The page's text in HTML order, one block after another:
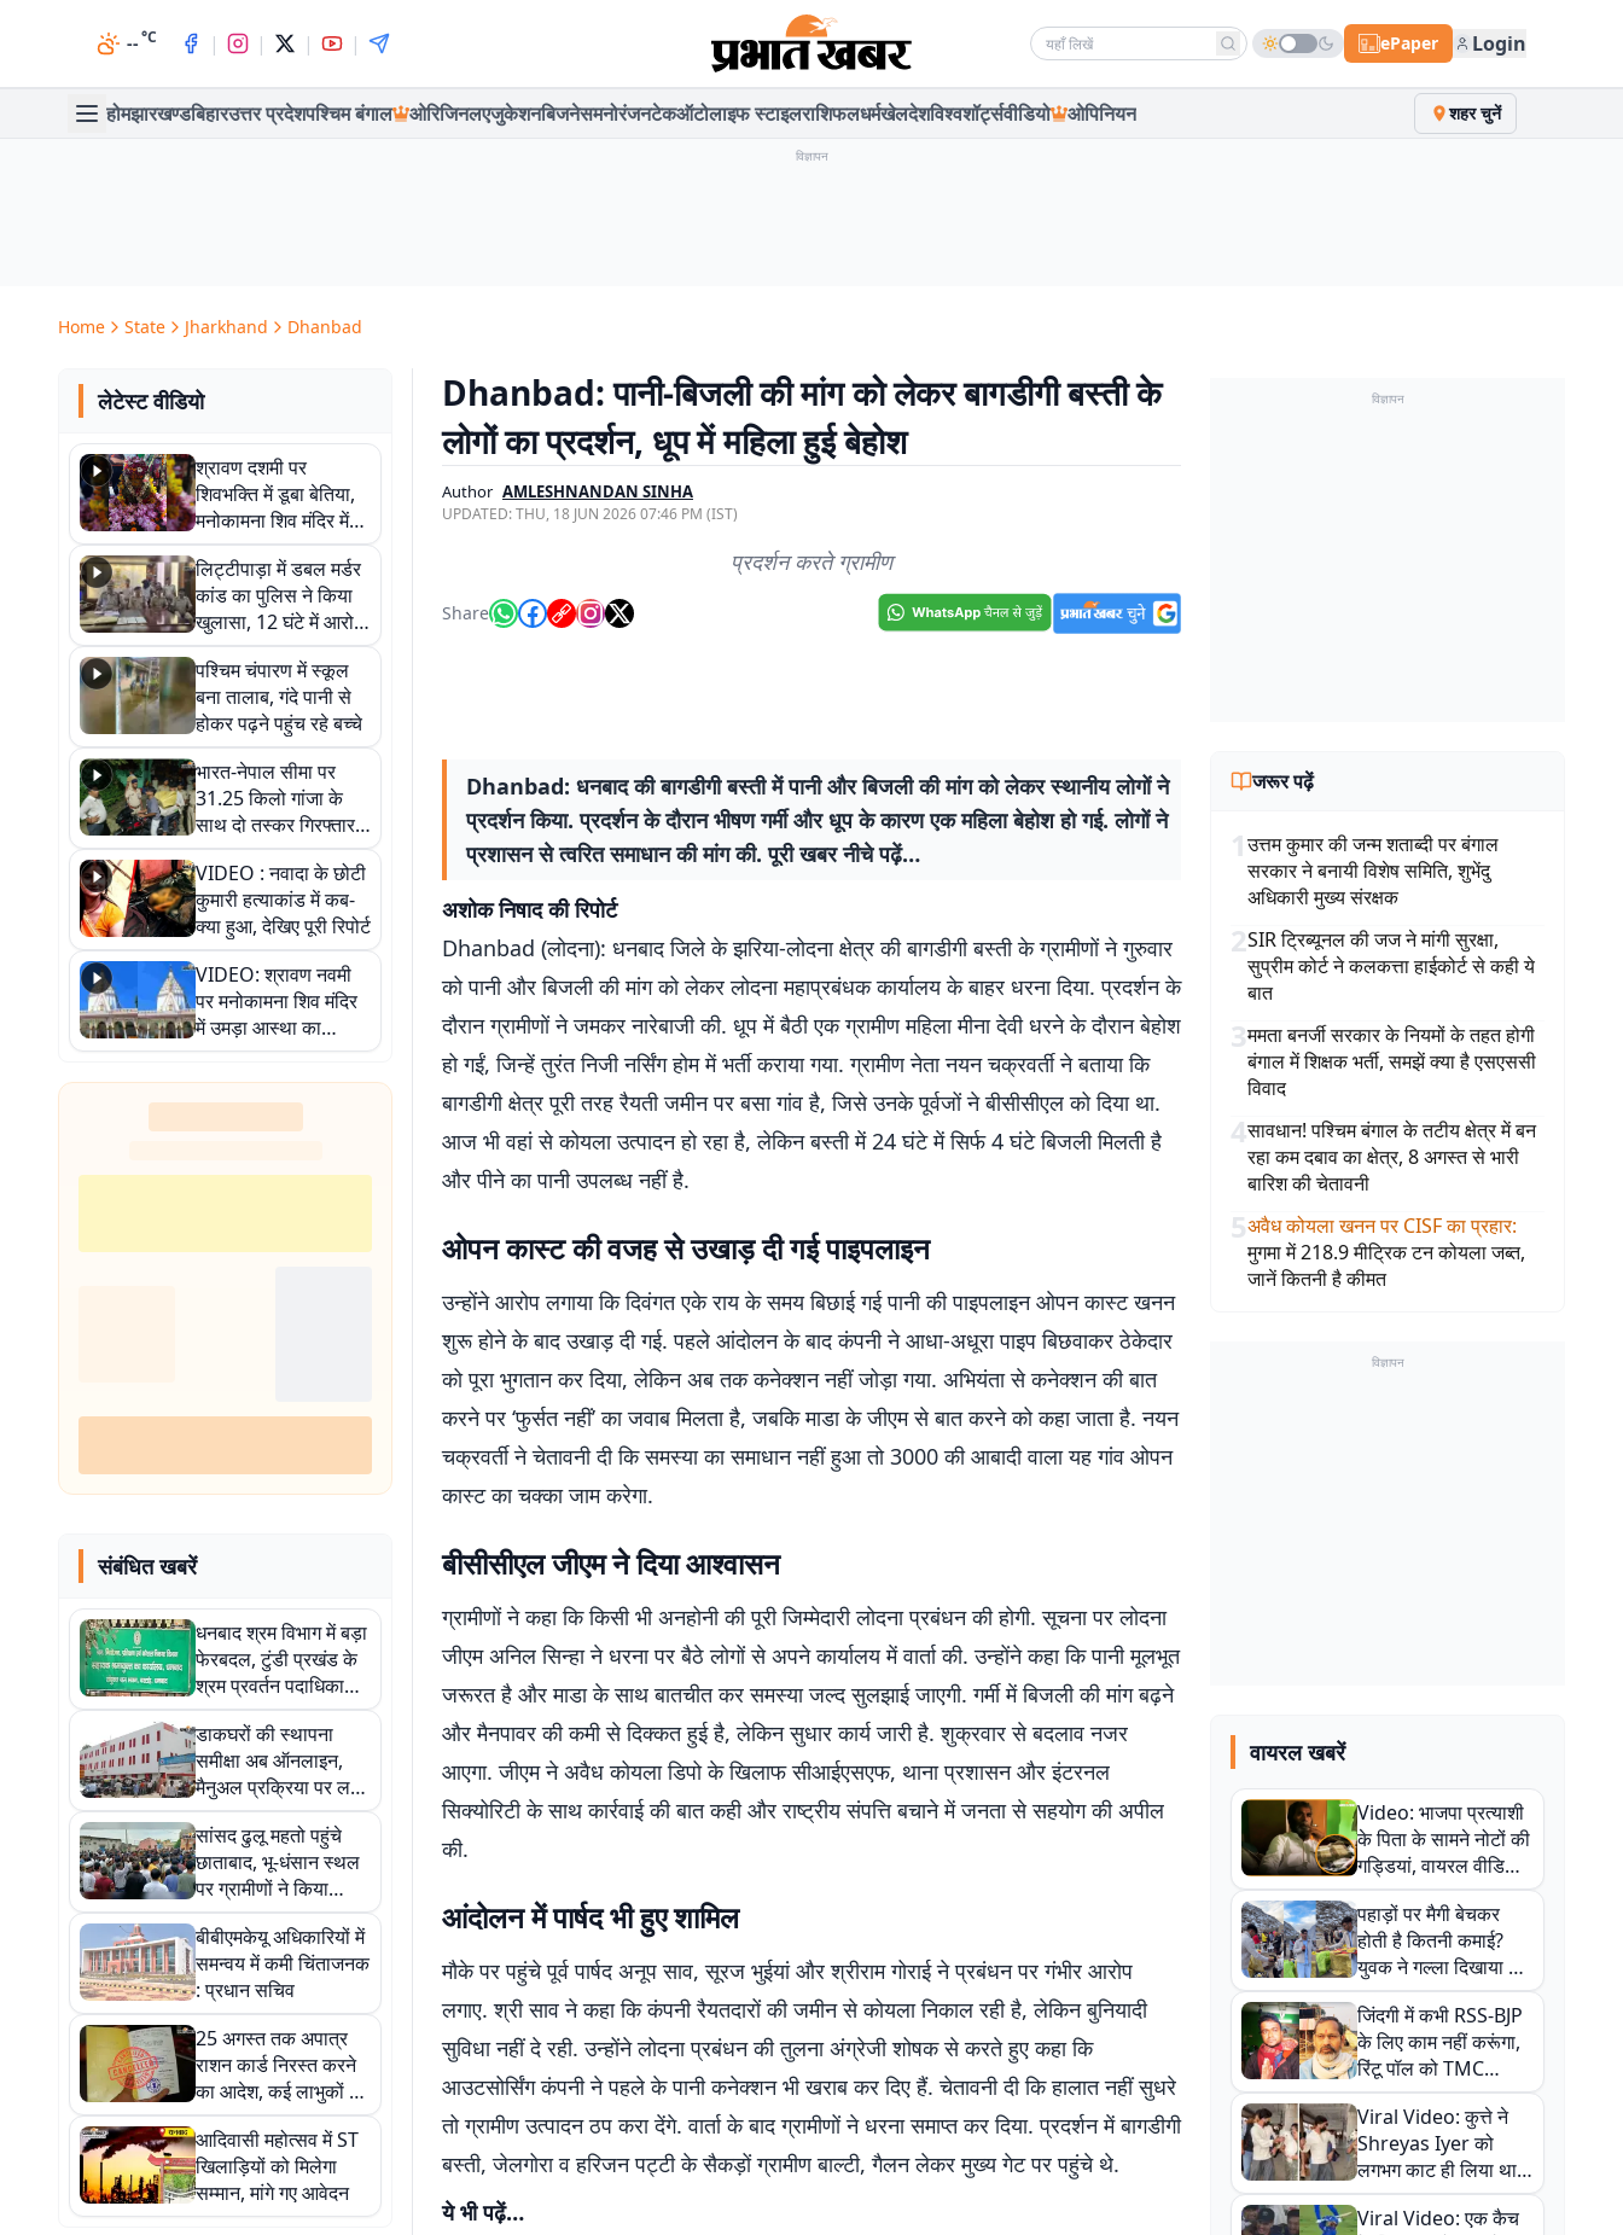
--°C | | | | Search news ePaper Login
होमझारखण्डबिहारउत्तर प्रदेशपश्चिम बंगाल ओरिजिनलएजुकेशनबिजनेसमनोरंजनटेकऑटोलाइफ स्टाइलराशिफलधर्मखेलदेशविश्वशॉर्ट्सवीडियो ओपिनियन शहर चुनें
विज्ञापन
Home State Jharkhand Dhanbad
लेटेस्ट वीडियो
श्रावण दशमी पर
शिवभक्ति में डूबा बेतिया,
मनोकामना शिव मंदिर में
हुआ भव्य श्रृंगार
लिट्टीपाड़ा में डबल मर्डर
कांड का पुलिस ने किया
खुलासा, 12 घंटे में आरोपी
गिरफ्तार
पश्चिम चंपारण में स्कूल
बना तालाब, गंदे पानी से
होकर पढ़ने पहुंच रहे बच्चे
भारत-नेपाल सीमा पर
31.25 किलो गांजा के
साथ दो तस्कर गिरफ्तार,
नेपाली नंबर की बाइक
जब्त
VIDEO : नवादा के छोटी
कुमारी हत्याकांड में कब-
क्या हुआ, देखिए पूरी रिपोर्ट
VIDEO: श्रावण नवमी
पर मनोकामना शिव मंदिर
में उमड़ा आस्था का
सैलाब, हर-हर महादेव के
जयघोष से गूंजा परिसर
संबंधित खबरें
धनबाद श्रम विभाग में बड़ा
फेरबदल, टुंडी प्रखंड के
श्रम प्रवर्तन पदाधिकारी
बदले
डाकघरों की स्थापना
समीक्षा अब ऑनलाइन,
मैनुअल प्रक्रिया पर लगी
रोक
सांसद ढुलू महतो पहुंचे
छाताबाद, भू-धंसान स्थल
पर ग्रामीणों ने किया
विरोध
बीबीएमकेयू अधिकारियों में
समन्वय में कमी चिंताजनक
: प्रधान सचिव
25 अगस्त तक अपात्र
राशन कार्ड निरस्त करने
का आदेश, कई लाभुकों पर
होगी कार्रवाई
आदिवासी महोत्सव में ST
खिलाड़ियों को मिलेगा
सम्मान, मांगे गए आवेदन
Dhanbad: पानी-बिजली की मांग को लेकर बागडीगी बस्ती के
लोगों का प्रदर्शन, धूप में महिला हुई बेहोश
Author AMLESHNANDAN SINHA
UPDATED:THU, 18 JUN 2026 07:46 PM (IST)
प्रदर्शन करते ग्रामीण
Share
Dhanbad: धनबाद की बागडीगी बस्ती में पानी और बिजली की मांग को लेकर स्थानीय लोगों ने
प्रदर्शन किया. प्रदर्शन के दौरान भीषण गर्मी और धूप के कारण एक महिला बेहोश हो गई. लोगों ने
प्रशासन से त्वरित समाधान की मांग की. पूरी खबर नीचे पढ़ें…
अशोक निषाद की रिपोर्ट
Dhanbad (लोदना): धनबाद जिले के झरिया-लोदना क्षेत्र की बागडीगी बस्ती के ग्रामीणों ने गुरुवार
को पानी और बिजली की मांग को लेकर लोदना महाप्रबंधक कार्यालय के बाहर धरना दिया. प्रदर्शन के
दौरान ग्रामीणों ने जमकर नारेबाजी की. धूप में बैठी एक ग्रामीण महिला मीना देवी धरने के दौरान बेहोश
हो गईं, जिन्हें तुरंत निजी नर्सिंग होम में भर्ती कराया गया. ग्रामीण नेता नयन चक्रवर्ती ने बताया कि
बागडीगी क्षेत्र पूरी तरह रैयती जमीन पर बसा गांव है, जिसे उनके पूर्वजों ने बीसीसीएल को दिया था.
आज भी वहां से कोयला उत्पादन हो रहा है, लेकिन बस्ती में 24 घंटे में सिर्फ 4 घंटे बिजली मिलती है
और पीने का पानी उपलब्ध नहीं है.
ओपन कास्ट की वजह से उखाड़ दी गई पाइपलाइन
उन्होंने आरोप लगाया कि दिवंगत एके राय के समय बिछाई गई पानी की पाइपलाइन ओपन कास्ट खनन
शुरू होने के बाद उखाड़ दी गई. पहले आंदोलन के बाद कंपनी ने आधा-अधूरा पाइप बिछवाकर ठेकेदार
को पूरा भुगतान कर दिया, लेकिन अब तक कनेक्शन नहीं जोड़ा गया. अभियंता से कनेक्शन की बात
करने पर ‘फुर्सत नहीं’ का जवाब मिलता है, जबकि माडा के जीएम से बात करने को कहा जाता है. नयन
चक्रवर्ती ने चेतावनी दी कि समस्या का समाधान नहीं हुआ तो 3000 की आबादी वाला यह गांव ओपन
कास्ट का चक्का जाम करेगा.
बीसीसीएल जीएम ने दिया आश्वासन
ग्रामीणों ने कहा कि किसी भी अनहोनी की पूरी जिम्मेदारी लोदना प्रबंधन की होगी. सूचना पर लोदना
जीएम अनिल सिन्हा ने धरना पर बैठे लोगों से अपने कार्यालय में वार्ता की. उन्होंने कहा कि पानी मूलभूत
जरूरत है और माडा के साथ बातचीत कर समस्या जल्द सुलझाई जाएगी. गर्मी में बिजली की मांग बढ़ने
और मैनपावर की कमी से दिक्कत हुई है, लेकिन सुधार कार्य जारी है. शुक्रवार से बदलाव नजर
आएगा. जीएम ने अवैध कोयला डिपो के खिलाफ सीआईएसएफ, थाना प्रशासन और इंटरनल
सिक्योरिटी के साथ कार्रवाई की बात कही और राष्ट्रीय संपत्ति बचाने में जनता से सहयोग की अपील
की.
आंदोलन में पार्षद भी हुए शामिल
मौके पर पहुंचे पूर्व पार्षद अनूप साव, सूरज भुईयां और श्रीराम गोराई ने प्रबंधन पर गंभीर आरोप
लगाए. श्री साव ने कहा कि कंपनी रैयतदारों की जमीन से कोयला निकाल रही है, लेकिन बुनियादी
सुविधा नहीं दे रही. उन्होंने लोदना प्रबंधन की तुलना अंग्रेजी शोषक से करते हुए कहा कि
आउटसोर्सिंग कंपनी ने पहले के पानी कनेक्शन भी खराब कर दिए हैं. चेतावनी दी कि हालात नहीं सुधरे
तो ग्रामीण उत्पादन ठप करा देंगे. वार्ता के बाद ग्रामीणों ने धरना समाप्त कर दिया. प्रदर्शन में बागडीगी
बस्ती, जेलगोरा व हरिजन पट्टी के सैकड़ों ग्रामीण बाल्टी, गैलन लेकर मुख्य गेट पर पहुंचे थे.
ये भी पढ़ें…
विज्ञापन
जरूर पढ़ें
1उत्तम कुमार की जन्म शताब्दी पर बंगाल
सरकार ने बनायी विशेष समिति, शुभेंदु
अधिकारी मुख्य संरक्षक
2SIR ट्रिब्यूनल की जज ने मांगी सुरक्षा,
सुप्रीम कोर्ट ने कलकत्ता हाईकोर्ट से कही ये
बात
3ममता बनर्जी सरकार के नियमों के तहत होगी
बंगाल में शिक्षक भर्ती, समझें क्या है एसएससी
विवाद
4सावधान! पश्चिम बंगाल के तटीय क्षेत्र में बन
रहा कम दबाव का क्षेत्र, 8 अगस्त से भारी
बारिश की चेतावनी
5अवैध कोयला खनन पर CISF का प्रहार:
मुगमा में 218.9 मीट्रिक टन कोयला जब्त,
जानें कितनी है कीमत
विज्ञापन
वायरल खबरें
Video: भाजपा प्रत्याशी
के पिता के सामने नोटों की
गड्डियां, वायरल वीडियो
से राजनीति में उबाल,
अजित महतो बोले- TMC
की गंदी चाल
पहाड़ों पर मैगी बेचकर
होती है कितनी कमाई?
युवक ने गल्ला दिखाया तो
नौकरी वालों के खड़े हो गए
कान
जिंदगी में कभी RSS-BJP
के लिए काम नहीं करूंगा,
रिंटू पॉल को TMC
ऑफिस में ले जाकर पीटा,
Video वायरल
Viral Video: कुत्ते ने
Shreyas Iyer को
लगभग काट ही लिया था,
न्यूजीलैंड सीरीज से पहले
बाल-बाल बचे
Viral Video: एक कैच